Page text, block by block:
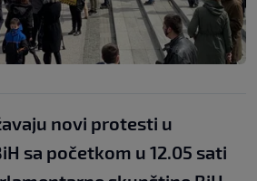
novi protesti u
sa početkom u 12.05 sati